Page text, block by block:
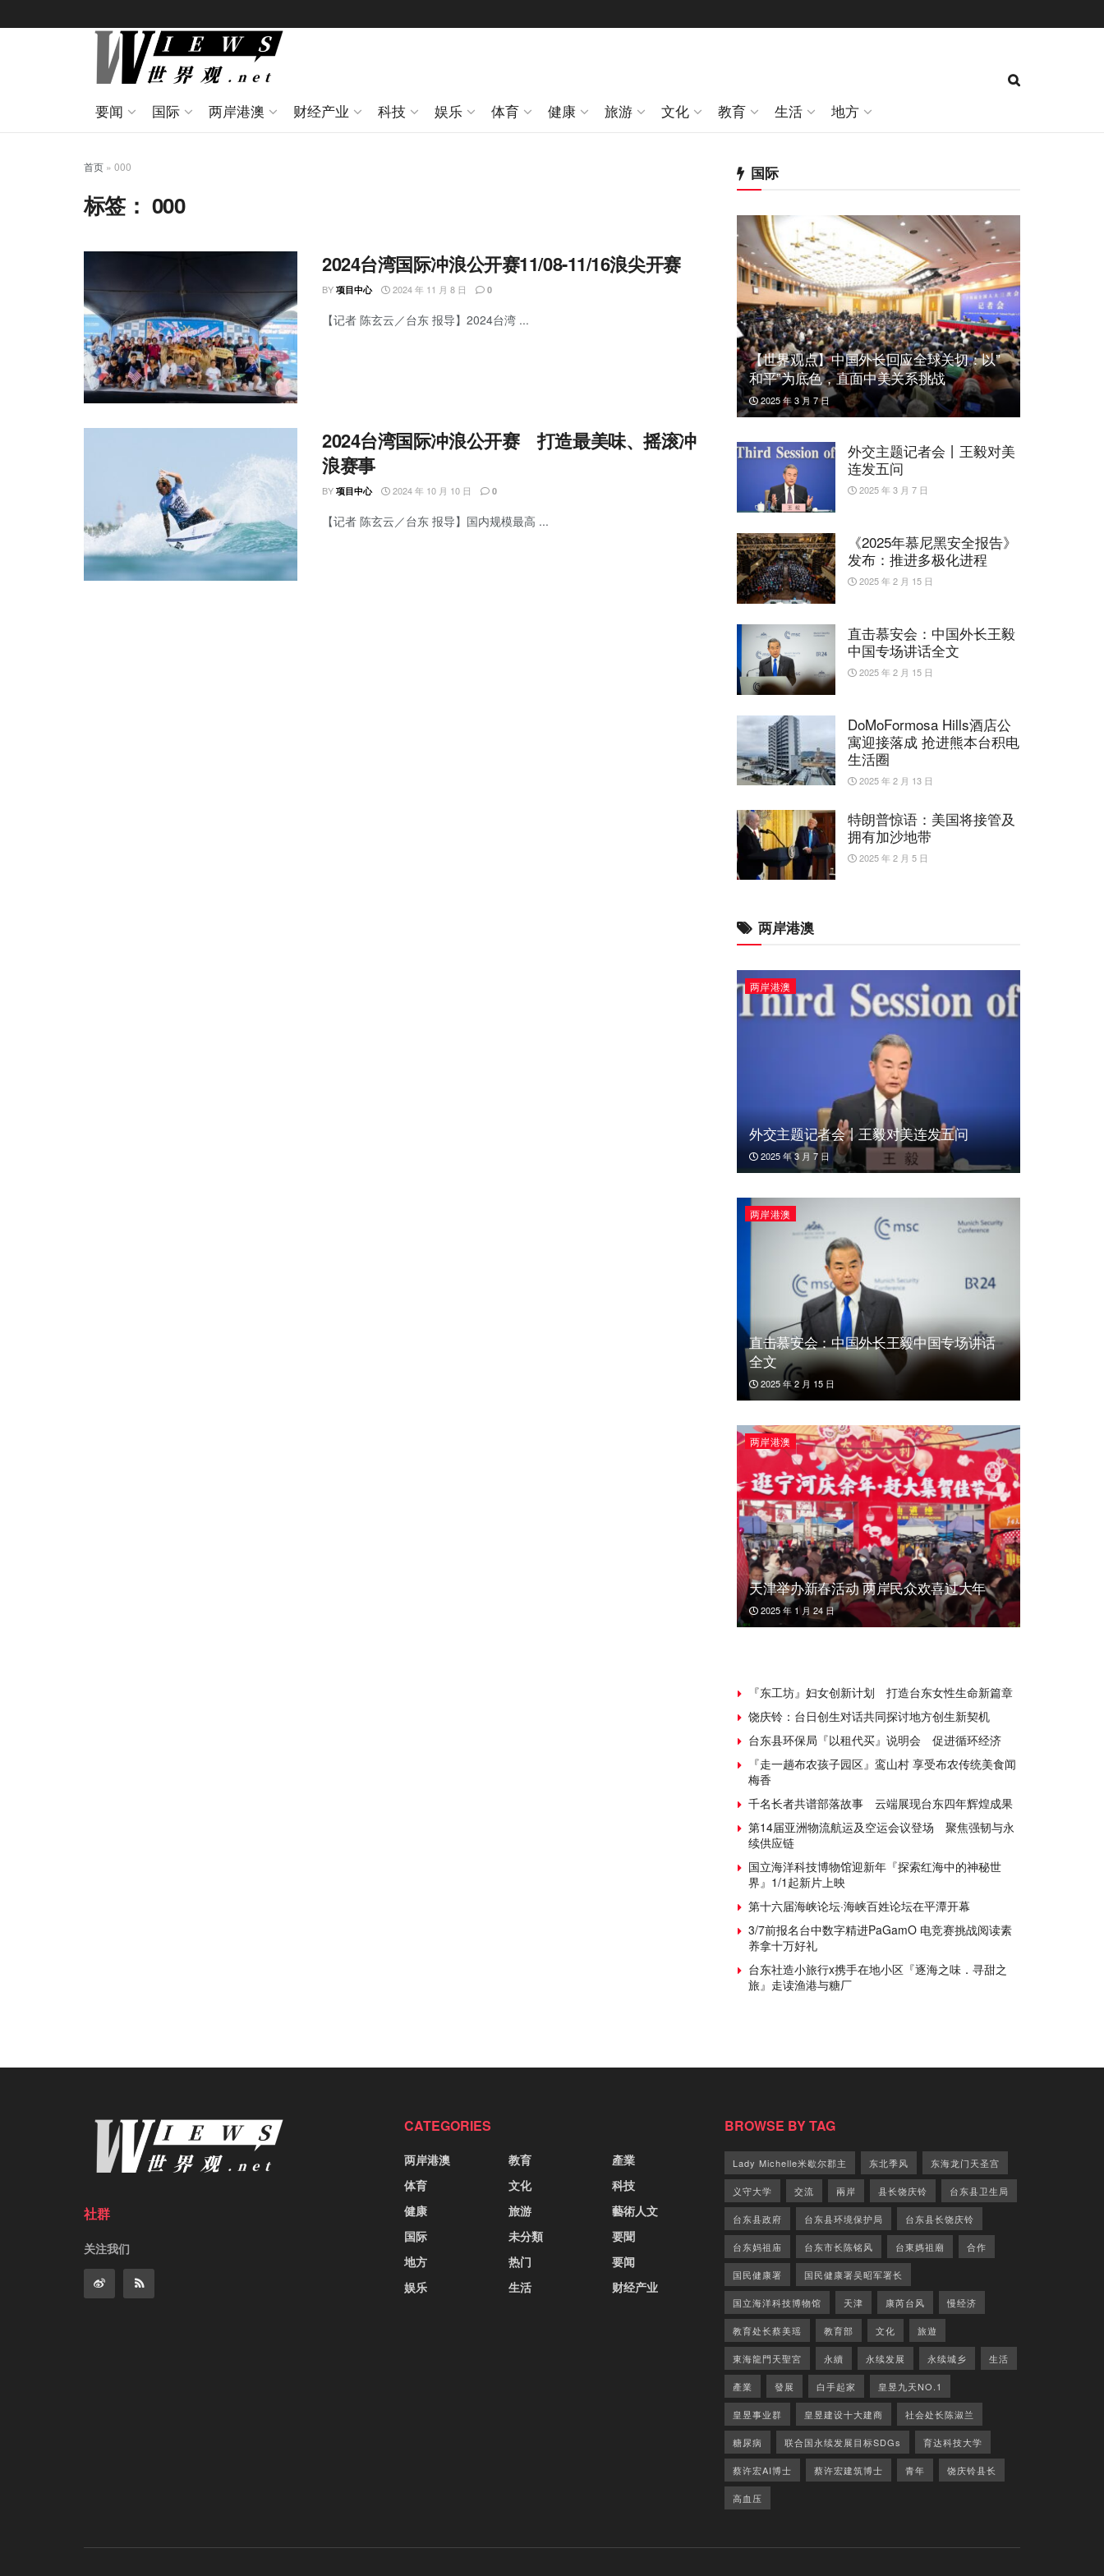
要闻 国际 两岸港澳 财经产业 科技 娱乐 体育 健康 旅游 文化 教育 生活 地方
首页 » 000
标签： 000
2024台湾国际冲浪公开赛11/08-11/16浪尖开赛
BY 项目中心 2024 年 11 月 8 日 0
【记者 陈玄云／台东 报导】2024台湾 ...
2024台湾国际冲浪公开赛 打造最美味、摇滚冲
浪赛事
BY 项目中心 2024 年 10 月 10 日 0
【记者 陈玄云／台东 报导】国内规模最高 ...
国际
【世界观点】中国外长回应全球关切：以”
和平”为底色，直面中美关系挑战
2025 年 3 月 7 日
外交主题记者会丨王毅对美
连发五问
2025 年 3 月 7 日
《2025年慕尼黑安全报告》
发布：推进多极化进程
2025 年 2 月 15 日
直击慕安会：中国外长王毅
中国专场讲话全文
2025 年 2 月 15 日
DoMoFormosa Hills酒店公
寓迎接落成 抢进熊本台积电
生活圈
2025 年 2 月 13 日
特朗普惊语：美国将接管及
拥有加沙地带
2025 年 2 月 5 日
两岸港澳
两岸港澳
外交主题记者会丨王毅对美连发五问
2025 年 3 月 7 日
两岸港澳
直击慕安会：中国外长王毅中国专场讲话
全文
2025 年 2 月 15 日
两岸港澳
天津举办新春活动 两岸民众欢喜过大年
2025 年 1 月 24 日
『东工坊』妇女创新计划 打造台东女性生命新篇章
饶庆铃：台日创生对话共同探讨地方创生新契机
台东县环保局『以租代买』说明会 促进循环经济
『走一趟布农孩子园区』鸾山村 享受布农传统美食闻
梅香
千名长者共谱部落故事 云端展现台东四年辉煌成果
第14届亚洲物流航运及空运会议登场 聚焦强韧与永
续供应链
国立海洋科技博物馆迎新年『探索红海中的神秘世
界』1/1起新片上映
第十六届海峡论坛·海峡百姓论坛在平潭开幕
3/7前报名台中数字精进PaGamO 电竞赛挑战阅读素
养拿十万好礼
台东社造小旅行x携手在地小区『逐海之味．寻甜之
旅』走读渔港与糖厂
社群
关注我们
CATEGORIES
两岸港澳
体育
健康
国际
地方
娱乐
教育
文化
旅游
未分類
热门
生活
產業
科技
藝術人文
要聞
要闻
财经产业
BROWSE BY TAG
Lady Michelle米歇尔郡主 东北季风 东海龙门天圣宫
义守大学 交流 兩岸 县长饶庆铃 台东县卫生局
台东县政府 台东县环境保护局 台东县长饶庆铃
台东妈祖庙 台东市长陈铭风 台東媽祖廟 合作
国民健康署 国民健康署吴昭军署长
国立海洋科技博物馆 天津 康芮台风 慢经济
教育处长蔡美瑶 教育部 文化 旅遊
東海龍門天聖宮 永續 永续发展 永续城乡 生活
產業 發展 白手起家 皇昱九天NO.1
皇昱事业群 皇昱建设十大建商 社会处长陈淑兰
糖尿病 联合国永续发展目标SDGs 育达科技大学
蔡许宏AI博士 蔡许宏建筑博士 青年 饶庆铃县长
高血压